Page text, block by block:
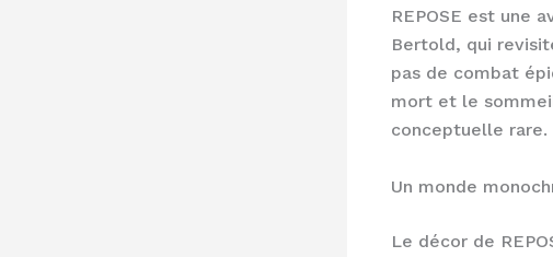
REPOSE est une
Bertold, qui
pas de combat
mort et le
conceptuelle rare.
Un monde
Le décor de